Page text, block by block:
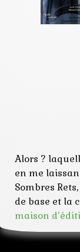
Alors ?
en me
Sombres
de base et la
maison